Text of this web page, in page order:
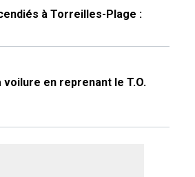
à Torreilles-Plage :
en reprenant le T.O.